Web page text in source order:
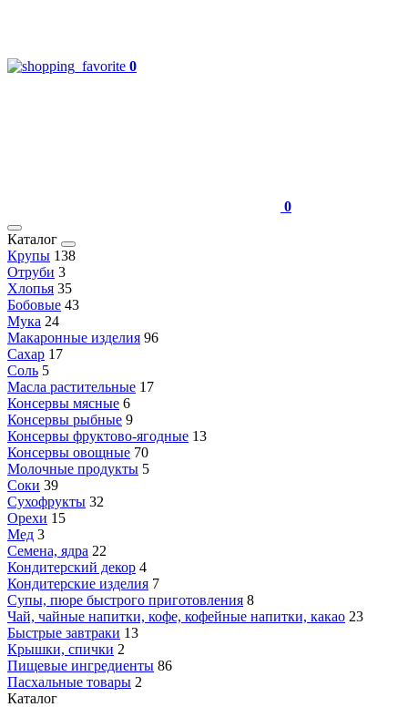
0
0
Каталог
Крупы 138
Отруби 3
Хлопья 35
Бобовые 43
Мука 24
Макаронные изделия 96
Сахар 17
Соль 5
Масла растительные 17
Консервы мясные 6
Консервы рыбные 9
Консервы фруктово-ягодные 13
Консервы овощные 70
Молочные продукты 5
Соки 39
Сухофрукты 32
Орехи 15
Мед 3
Семена, ядра 22
Кондитерский декор 4
Кондитерские изделия 7
Супы, пюре быстрого приготовления 8
Чай, чайные напитки, кофе, кофейные напитки, какао 23
Быстрые завтраки 13
Крышки, спички 2
Пищевые ингредиенты 86
Пасхальные товары 2
Каталог